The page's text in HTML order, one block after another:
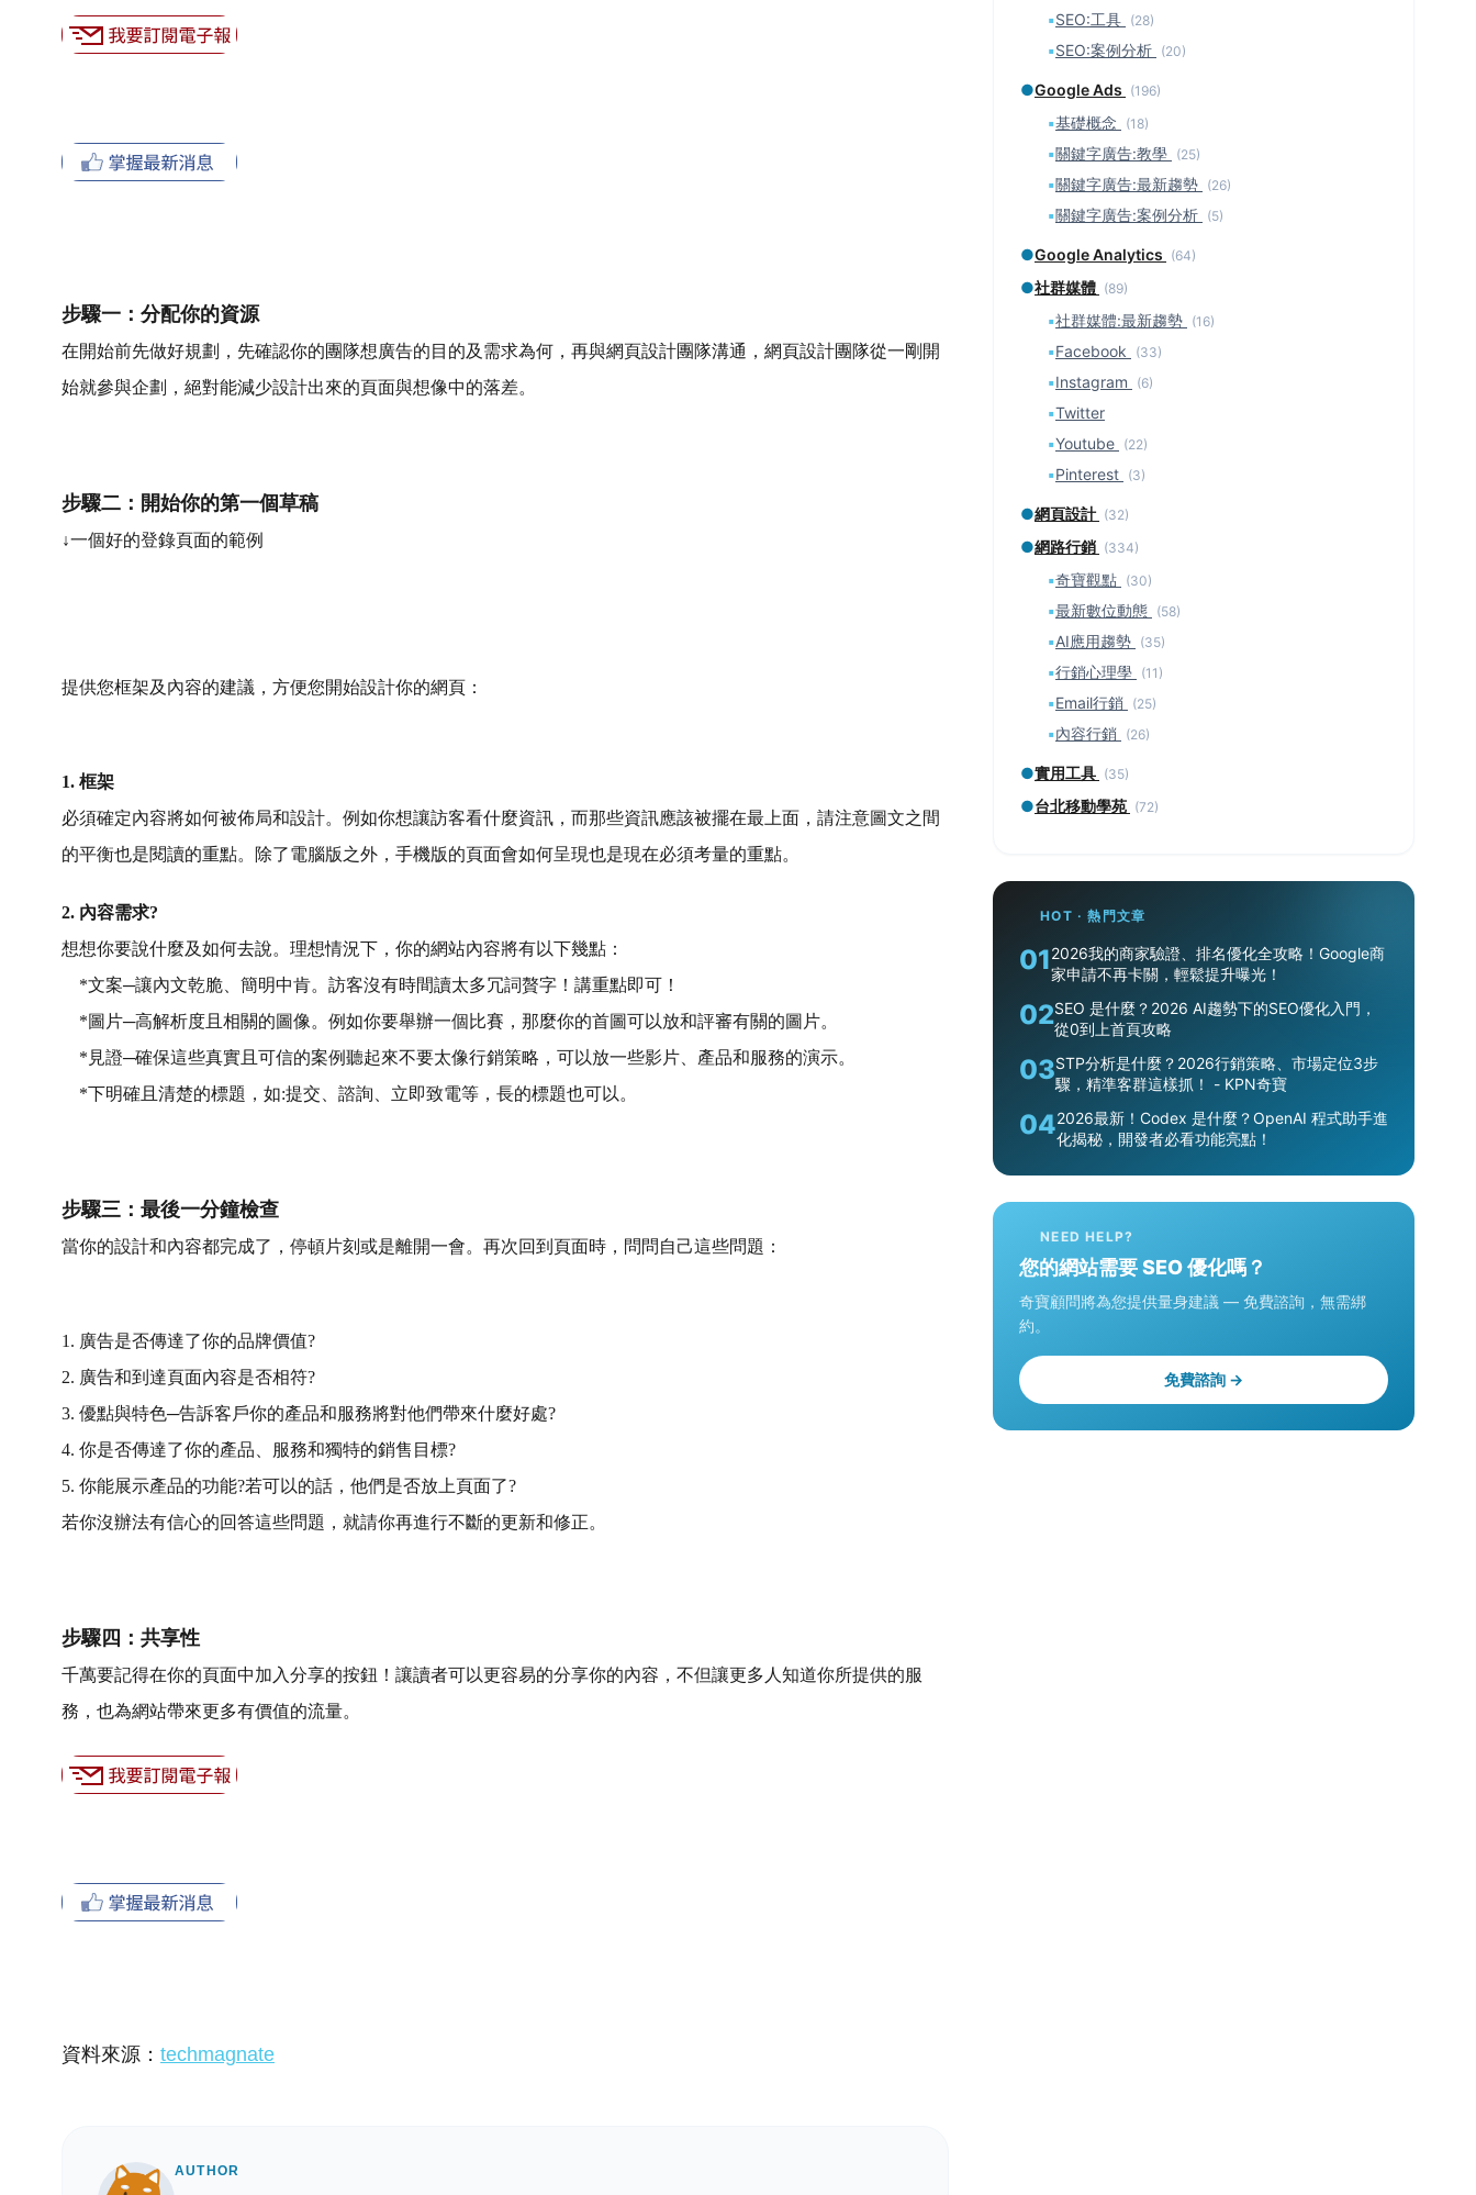
步驟一：分配你的資源
在開始前先做好規劃，先確認你的團隊想廣告的目的及需求為何，再與網頁設計團隊溝通，網頁設計團隊從一剛開
始就參與企劃，絕對能減少設計出來的頁面與想像中的落差。
步驟二：開始你的第一個草稿
↓一個好的登錄頁面的範例
提供您框架及內容的建議，方便您開始設計你的網頁：
1. 框架
必須確定內容將如何被佈局和設計。例如你想讓訪客看什麼資訊，而那些資訊應該被擺在最上面，請注意圖文之間
的平衡也是閱讀的重點。除了電腦版之外，手機版的頁面會如何呈現也是現在必須考量的重點。
2. 內容需求?
想想你要說什麼及如何去說。理想情況下，你的網站內容將有以下幾點：
*文案─讓內文乾脆、簡明中肯。訪客沒有時間讀太多冗詞贅字！講重點即可！
*圖片─高解析度且相關的圖像。例如你要舉辦一個比賽，那麼你的首圖可以放和評審有關的圖片。
*見證─確保這些真實且可信的案例聽起來不要太像行銷策略，可以放一些影片、產品和服務的演示。
*下明確且清楚的標題，如:提交、諮詢、立即致電等，長的標題也可以。
步驟三：最後一分鐘檢查
當你的設計和內容都完成了，停頓片刻或是離開一會。再次回到頁面時，問問自己這些問題：
1. 廣告是否傳達了你的品牌價值?
2. 廣告和到達頁面內容是否相符?
3. 優點與特色─告訴客戶你的產品和服務將對他們帶來什麼好處?
4. 你是否傳達了你的產品、服務和獨特的銷售目標?
5. 你能展示產品的功能?若可以的話，他們是否放上頁面了?
若你沒辦法有信心的回答這些問題，就請你再進行不斷的更新和修正。
步驟四：共享性
千萬要記得在你的頁面中加入分享的按鈕！讓讀者可以更容易的分享你的內容，不但讓更多人知道你所提供的服
務，也為網站帶來更多有價值的流量。
資料來源： techmagnate
AUTHOR
▪SEO:工具 (28)
▪SEO:案例分析 (20)
●Google Ads (196)
▪基礎概念 (18)
▪關鍵字廣告:教學 (25)
▪關鍵字廣告:最新趨勢 (26)
▪關鍵字廣告:案例分析 (5)
●Google Analytics (64)
●社群媒體 (89)
▪社群媒體:最新趨勢 (16)
▪Facebook (33)
▪Instagram (6)
▪Twitter
▪Youtube (22)
▪Pinterest (3)
●網頁設計 (32)
●網路行銷 (334)
▪奇寶觀點 (30)
▪最新數位動態 (58)
▪AI應用趨勢 (35)
▪行銷心理學 (11)
▪Email行銷 (25)
▪內容行銷 (26)
●實用工具 (35)
●台北移動學苑 (72)
HOT · 熱門文章
012026我的商家驗證、排名優化全攻略！Google商
家申請不再卡關，輕鬆提升曝光！
02SEO 是什麼？2026 AI趨勢下的SEO優化入門，
從0到上首頁攻略
03STP分析是什麼？2026行銷策略、市場定位3步
驟，精準客群這樣抓！ - KPN奇寶
042026最新！Codex 是什麼？OpenAI 程式助手進
化揭秘，開發者必看功能亮點！
NEED HELP?
您的網站需要 SEO 優化嗎？
奇寶顧問將為您提供量身建議 — 免費諮詢，無需綁
約。
免費諮詢 →